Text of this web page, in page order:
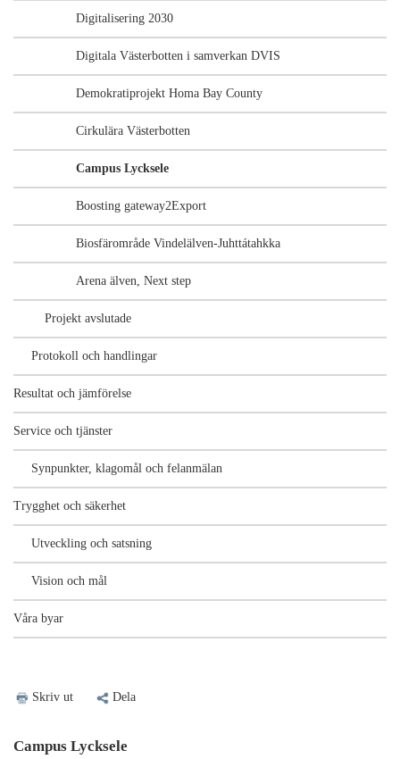
Digitalisering 2030
Digitala Västerbotten i samverkan DVIS
Demokratiprojekt Homa Bay County
Cirkulära Västerbotten
Campus Lycksele
Boosting gateway2Export
Biosfärområde Vindelälven-Juhttátahkka
Arena älven, Next step
Projekt avslutade
Protokoll och handlingar
Resultat och jämförelse
Service och tjänster
Synpunkter, klagomål och felanmälan
Trygghet och säkerhet
Utveckling och satsning
Vision och mål
Våra byar
Skriv ut Dela
Campus Lycksele